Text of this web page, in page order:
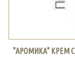
"АРОМИКА" КРЕМ